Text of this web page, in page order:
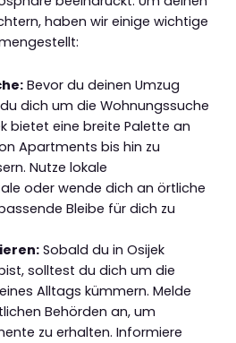
haben wir einige wichtige
Bevor du deinen Umzug
dich um die Wohnungssuche
bietet eine breite Palette an
Apartments bis hin zu
Nutze lokale
oder wende dich an örtliche
Bleibe für dich zu
Sobald du in Osijek
solltest du dich um die
Alltags kümmern. Melde
Behörden an, um
zu erhalten. Informiere